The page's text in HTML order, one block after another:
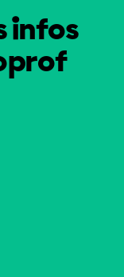
infos